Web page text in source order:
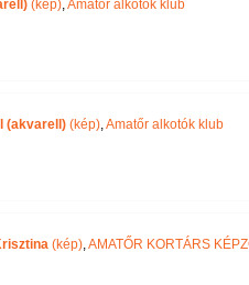
(kép),Amatőr alkotók klub
(akvarell) (kép),Amatőr alkotók klub
(kép),AMATŐR KORTÁRS